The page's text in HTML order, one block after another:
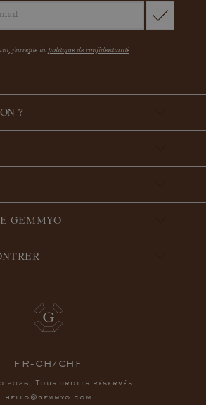
j'accepte la politique de confidentialité
?
GEMMYO
FR-CH/CHF
2026 . Tous droits réservés.
hello@gemmyo.com